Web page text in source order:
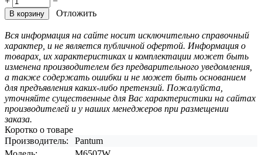
В корзину Отложить
Вся информация на сайте носит исключительно справочный
характер, и не является публичной офертой. Информация о
товарах, их характеристиках и комплектации может быть
изменена производителем без предварительного уведомления,
а также содержать ошибки и не может быть основанием
для предъявления каких-либо претензий. Пожалуйста,
уточняйте существенные для Вас характеристики на сайтах
производителей и у наших менеджеров при размещении
заказа.
Коротко о товаре
Производитель:
Pantum